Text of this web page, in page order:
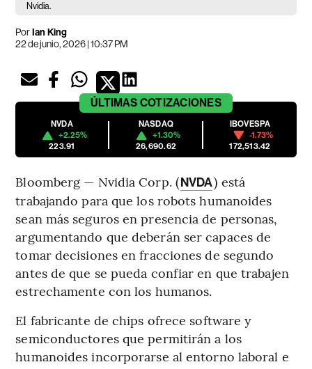
Nvidia.
PorIan King
22 de junio, 2026 | 10:37 PM
ÚLTIMAS COTIZACIONES
NVDA
+2.25%
223.91
NASDAQ
+1.30%
26,690.62
IBOVESPA
-1.73%
172,513.42
Bloomberg — Nvidia Corp. (NVDA) está
trabajando para que los robots humanoides
sean más seguros en presencia de personas,
argumentando que deberán ser capaces de
tomar decisiones en fracciones de segundo
antes de que se pueda confiar en que trabajen
estrechamente con los humanos.
El fabricante de chips ofrece software y
semiconductores que permitirán a los
humanoides incorporarse al entorno laboral e